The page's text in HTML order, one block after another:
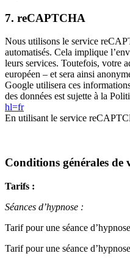
7. reCAPTCHA
Nous utilisons le service
automatisés. Cela implique
leurs services. Toutefois, votre
européen – et sera ainsi
Google utilisera ces
des données est sujette à la
hl=fr
En utilisant le service
Conditions générales de
Tarifs :
Séances d’hypnose :
Tarif pour une séance
Tarif pour une séance